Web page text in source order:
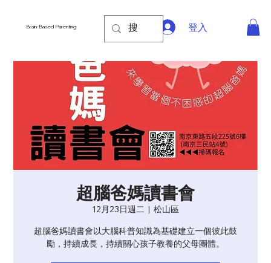
Brain-Based Parenting 登入
超腦爸媽讀書會
12月23日週二
  |
松山區
超腦爸媽讀書會以大腦科普知識為基礎建立一個彼此鼓